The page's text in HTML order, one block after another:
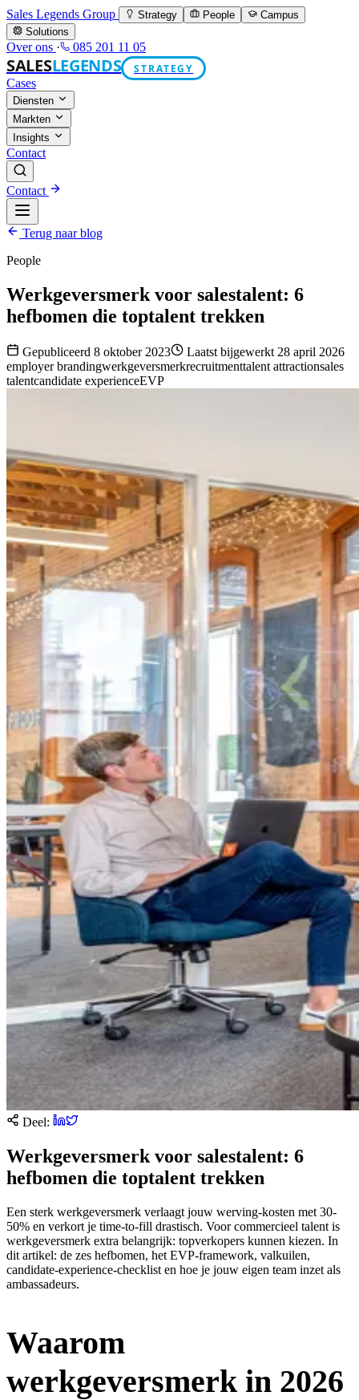
Sales Legends Group Strategy People
Campus
Solutions
Over ons · 085 201 11 05
SALESLEGENDS
STRATEGY
Cases
Diensten
Markten
Insights
Contact
Contact
Terug naar blog
People
Werkgeversmerk voor salestalent: 6
hefbomen die toptalent trekken
Gepubliceerd 8 oktober 2023
Laatst bijgewerkt 28 april 2026
employer brandingwerkgeversmerkrecruitmenttalent attractionsales
talentcandidate experienceEVP
Deel:
Werkgeversmerk voor salestalent: 6
hefbomen die toptalent trekken
Een sterk werkgeversmerk verlaagt jouw werving-kosten met 30-
50% en verkort je time-to-fill drastisch. Voor commercieel talent is
werkgeversmerk extra belangrijk: topverkopers kunnen kiezen. In
dit artikel: de zes hefbomen, het EVP-framework, valkuilen,
candidate-experience-checklist en hoe je jouw eigen team inzet als
ambassadeurs.
Waarom
werkgeversmerk in 2026